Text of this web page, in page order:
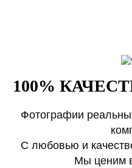
100%
Фотографии
С любовью и
Мы ценим